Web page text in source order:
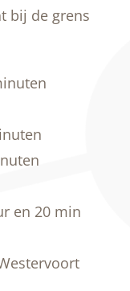
bij de grens
en 20 min